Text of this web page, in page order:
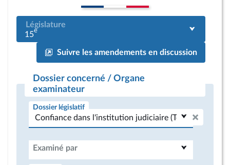
Législature
15e
Suivre les amendements en discussion
Dossier concerné / Organe
examinateur
Dossier législatif
Examiné par